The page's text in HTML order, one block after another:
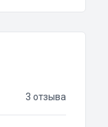
3 отзыва